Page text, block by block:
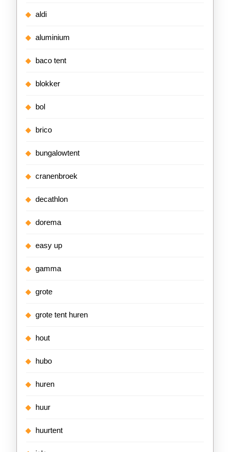
aldi
aluminium
baco tent
blokker
bol
brico
bungalowtent
cranenbroek
decathlon
dorema
easy up
gamma
grote
grote tent huren
hout
hubo
huren
huur
huurtent